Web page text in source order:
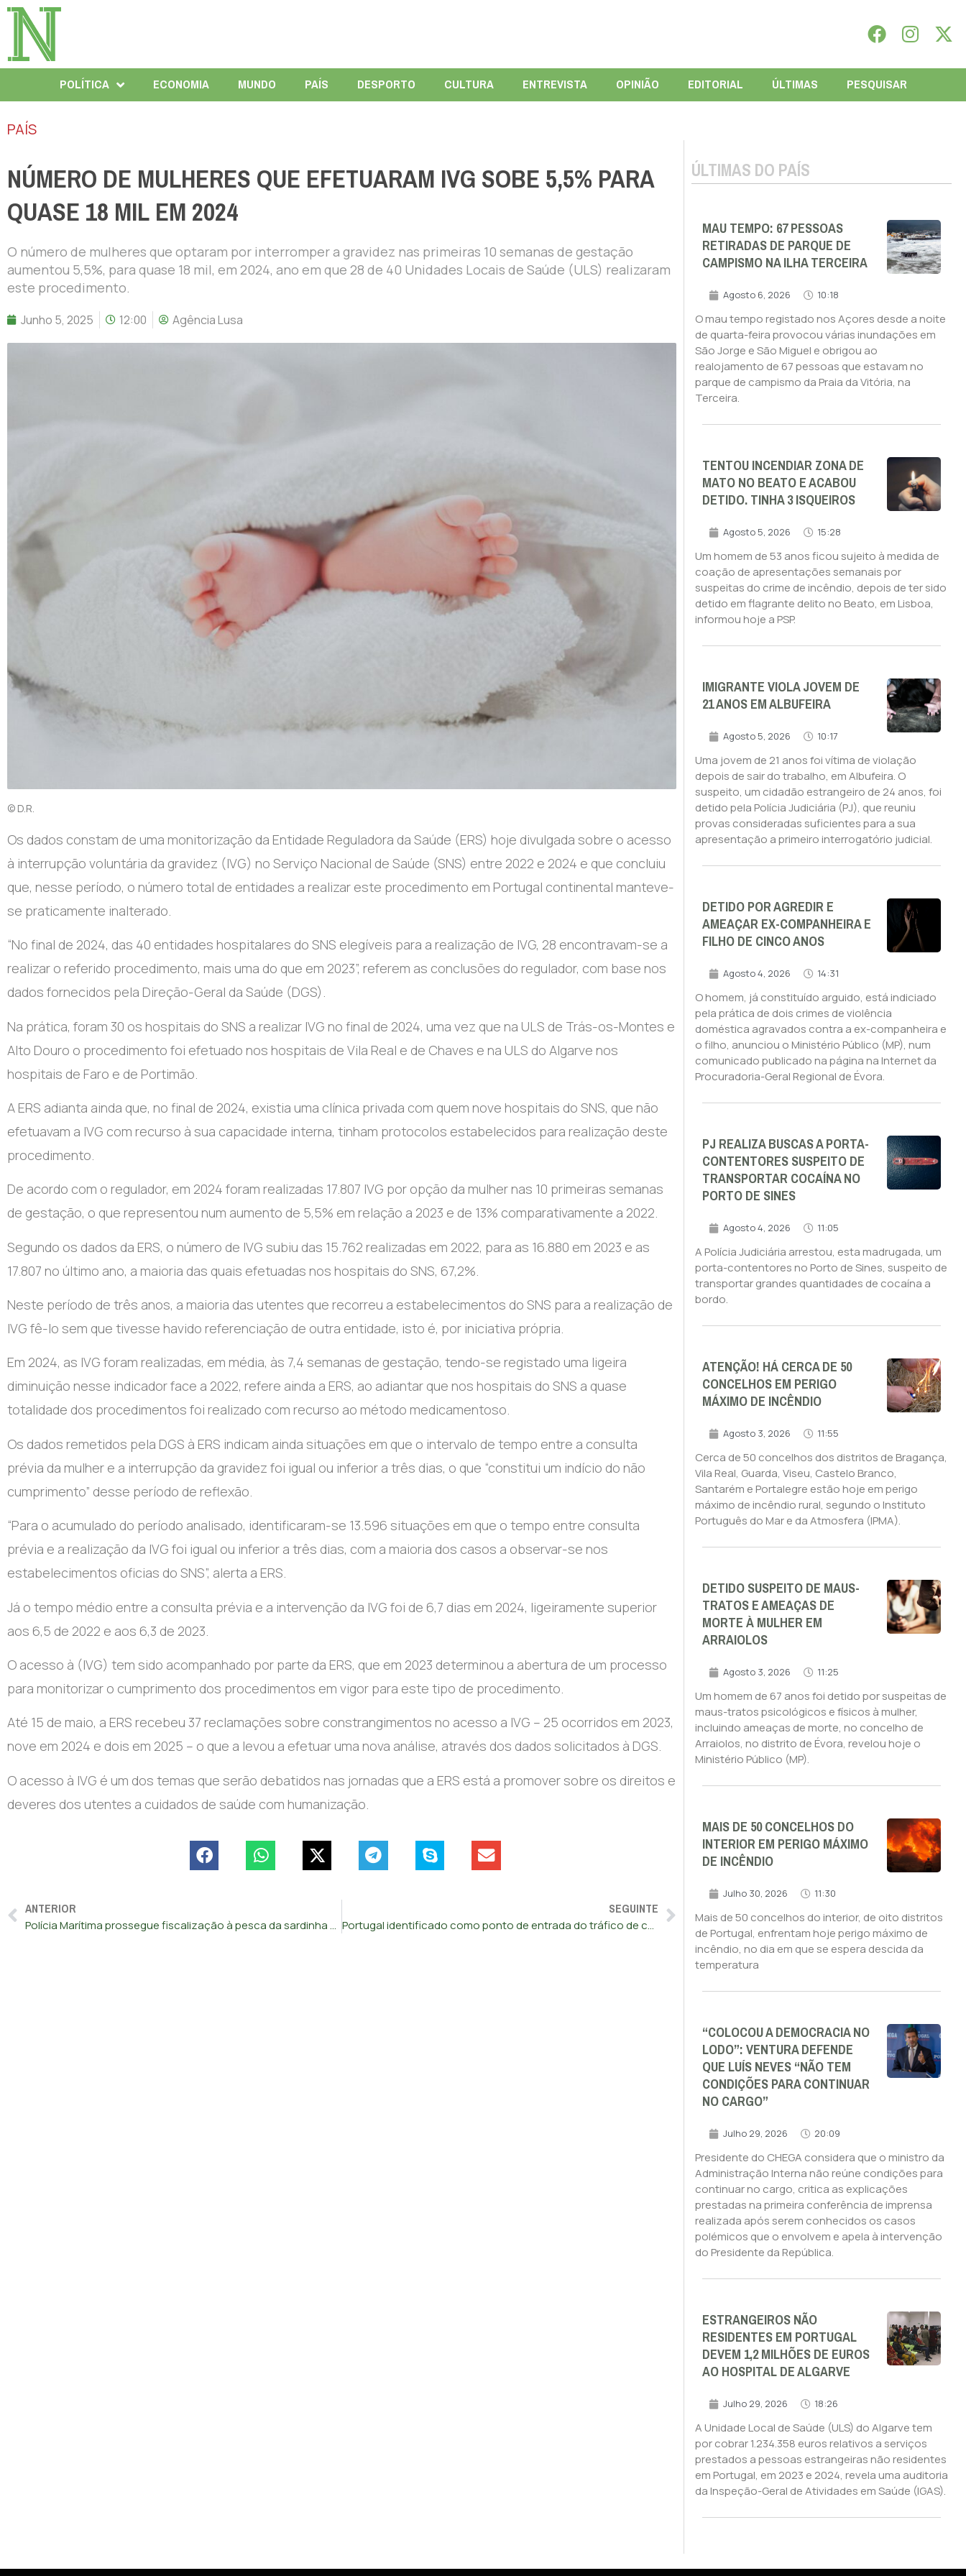
POLÍTICA ECONOMIA MUNDO PAÍS DESPORTO CULTURA ENTREVISTA OPINIÃO EDITORIAL ÚLTIMAS PESQUISAR
PAÍS
NÚMERO DE MULHERES QUE EFETUARAM IVG SOBE 5,5% PARA
QUASE 18 MIL EM 2024
O número de mulheres que optaram por interromper a gravidez nas primeiras 10 semanas de gestação
aumentou 5,5%, para quase 18 mil, em 2024, ano em que 28 de 40 Unidades Locais de Saúde (ULS) realizaram
este procedimento.
Junho 5, 2025 12:00 Agência Lusa
© D.R.
Os dados constam de uma monitorização da Entidade Reguladora da Saúde (ERS) hoje divulgada sobre o acesso
à interrupção voluntária da gravidez (IVG) no Serviço Nacional de Saúde (SNS) entre 2022 e 2024 e que concluiu
que, nesse período, o número total de entidades a realizar este procedimento em Portugal continental manteve-
se praticamente inalterado.
“No final de 2024, das 40 entidades hospitalares do SNS elegíveis para a realização de IVG, 28 encontravam-se a
realizar o referido procedimento, mais uma do que em 2023”, referem as conclusões do regulador, com base nos
dados fornecidos pela Direção-Geral da Saúde (DGS).
Na prática, foram 30 os hospitais do SNS a realizar IVG no final de 2024, uma vez que na ULS de Trás-os-Montes e
Alto Douro o procedimento foi efetuado nos hospitais de Vila Real e de Chaves e na ULS do Algarve nos
hospitais de Faro e de Portimão.
A ERS adianta ainda que, no final de 2024, existia uma clínica privada com quem nove hospitais do SNS, que não
efetuavam a IVG com recurso à sua capacidade interna, tinham protocolos estabelecidos para realização deste
procedimento.
De acordo com o regulador, em 2024 foram realizadas 17.807 IVG por opção da mulher nas 10 primeiras semanas
de gestação, o que representou num aumento de 5,5% em relação a 2023 e de 13% comparativamente a 2022.
Segundo os dados da ERS, o número de IVG subiu das 15.762 realizadas em 2022, para as 16.880 em 2023 e as
17.807 no último ano, a maioria das quais efetuadas nos hospitais do SNS, 67,2%.
Neste período de três anos, a maioria das utentes que recorreu a estabelecimentos do SNS para a realização de
IVG fê-lo sem que tivesse havido referenciação de outra entidade, isto é, por iniciativa própria.
Em 2024, as IVG foram realizadas, em média, às 7,4 semanas de gestação, tendo-se registado uma ligeira
diminuição nesse indicador face a 2022, refere ainda a ERS, ao adiantar que nos hospitais do SNS a quase
totalidade dos procedimentos foi realizado com recurso ao método medicamentoso.
Os dados remetidos pela DGS à ERS indicam ainda situações em que o intervalo de tempo entre a consulta
prévia da mulher e a interrupção da gravidez foi igual ou inferior a três dias, o que “constitui um indício do não
cumprimento” desse período de reflexão.
“Para o acumulado do período analisado, identificaram-se 13.596 situações em que o tempo entre consulta
prévia e a realização da IVG foi igual ou inferior a três dias, com a maioria dos casos a observar-se nos
estabelecimentos oficias do SNS”, alerta a ERS.
Já o tempo médio entre a consulta prévia e a intervenção da IVG foi de 6,7 dias em 2024, ligeiramente superior
aos 6,5 de 2022 e aos 6,3 de 2023.
O acesso à (IVG) tem sido acompanhado por parte da ERS, que em 2023 determinou a abertura de um processo
para monitorizar o cumprimento dos procedimentos em vigor para este tipo de procedimento.
Até 15 de maio, a ERS recebeu 37 reclamações sobre constrangimentos no acesso a IVG – 25 ocorridos em 2023,
nove em 2024 e dois em 2025 – o que a levou a efetuar uma nova análise, através dos dados solicitados à DGS.
O acesso à IVG é um dos temas que serão debatidos nas jornadas que a ERS está a promover sobre os direitos e
deveres dos utentes a cuidados de saúde com humanização.
ANTERIOR
Polícia Marítima prossegue fiscalização à pesca da sardinha em várias zonas do país
SEGUINTE
Portugal identificado como ponto de entrada do tráfico de cocaína na Europa
ÚLTIMAS DO PAÍS
MAU TEMPO: 67 PESSOAS
RETIRADAS DE PARQUE DE
CAMPISMO NA ILHA TERCEIRA
Agosto 6, 2026 10:18
O mau tempo registado nos Açores desde a noite
de quarta-feira provocou várias inundações em
São Jorge e São Miguel e obrigou ao
realojamento de 67 pessoas que estavam no
parque de campismo da Praia da Vitória, na
Terceira.
TENTOU INCENDIAR ZONA DE
MATO NO BEATO E ACABOU
DETIDO. TINHA 3 ISQUEIROS
Agosto 5, 2026 15:28
Um homem de 53 anos ficou sujeito à medida de
coação de apresentações semanais por
suspeitas do crime de incêndio, depois de ter sido
detido em flagrante delito no Beato, em Lisboa,
informou hoje a PSP.
IMIGRANTE VIOLA JOVEM DE
21 ANOS EM ALBUFEIRA
Agosto 5, 2026 10:17
Uma jovem de 21 anos foi vítima de violação
depois de sair do trabalho, em Albufeira. O
suspeito, um cidadão estrangeiro de 24 anos, foi
detido pela Polícia Judiciária (PJ), que reuniu
provas consideradas suficientes para a sua
apresentação a primeiro interrogatório judicial.
DETIDO POR AGREDIR E
AMEAÇAR EX-COMPANHEIRA E
FILHO DE CINCO ANOS
Agosto 4, 2026 14:31
O homem, já constituído arguido, está indiciado
pela prática de dois crimes de violência
doméstica agravados contra a ex-companheira e
o filho, anunciou o Ministério Público (MP), num
comunicado publicado na página na Internet da
Procuradoria-Geral Regional de Évora.
PJ REALIZA BUSCAS A PORTA-
CONTENTORES SUSPEITO DE
TRANSPORTAR COCAÍNA NO
PORTO DE SINES
Agosto 4, 2026 11:05
A Polícia Judiciária arrestou, esta madrugada, um
porta-contentores no Porto de Sines, suspeito de
transportar grandes quantidades de cocaína a
bordo.
ATENÇÃO! HÁ CERCA DE 50
CONCELHOS EM PERIGO
MÁXIMO DE INCÊNDIO
Agosto 3, 2026 11:55
Cerca de 50 concelhos dos distritos de Bragança,
Vila Real, Guarda, Viseu, Castelo Branco,
Santarém e Portalegre estão hoje em perigo
máximo de incêndio rural, segundo o Instituto
Português do Mar e da Atmosfera (IPMA).
DETIDO SUSPEITO DE MAUS-
TRATOS E AMEAÇAS DE
MORTE À MULHER EM
ARRAIOLOS
Agosto 3, 2026 11:25
Um homem de 67 anos foi detido por suspeitas de
maus-tratos psicológicos e físicos à mulher,
incluindo ameaças de morte, no concelho de
Arraiolos, no distrito de Évora, revelou hoje o
Ministério Público (MP).
MAIS DE 50 CONCELHOS DO
INTERIOR EM PERIGO MÁXIMO
DE INCÊNDIO
Julho 30, 2026 11:30
Mais de 50 concelhos do interior, de oito distritos
de Portugal, enfrentam hoje perigo máximo de
incêndio, no dia em que se espera descida da
temperatura
“COLOCOU A DEMOCRACIA NO
LODO”: VENTURA DEFENDE
QUE LUÍS NEVES “NÃO TEM
CONDIÇÕES PARA CONTINUAR
NO CARGO”
Julho 29, 2026 20:09
Presidente do CHEGA considera que o ministro da
Administração Interna não reúne condições para
continuar no cargo, critica as explicações
prestadas na primeira conferência de imprensa
realizada após serem conhecidos os casos
polémicos que o envolvem e apela à intervenção
do Presidente da República.
ESTRANGEIROS NÃO
RESIDENTES EM PORTUGAL
DEVEM 1,2 MILHÕES DE EUROS
AO HOSPITAL DE ALGARVE
Julho 29, 2026 18:26
A Unidade Local de Saúde (ULS) do Algarve tem
por cobrar 1.234.358 euros relativos a serviços
prestados a pessoas estrangeiras não residentes
em Portugal, em 2023 e 2024, revela uma auditoria
da Inspeção-Geral de Atividades em Saúde (IGAS).